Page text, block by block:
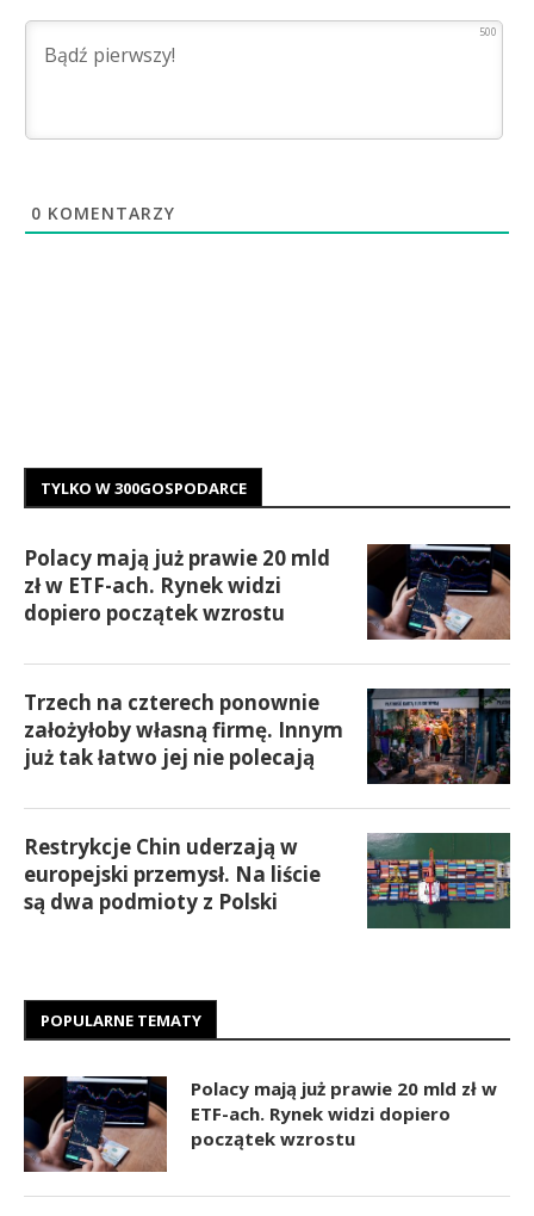
500
0 KOMENTARZY
TYLKO W 300GOSPODARCE
Polacy mają już prawie 20 mld
zł w ETF-ach. Rynek widzi
dopiero początek wzrostu
Trzech na czterech ponownie
założyłoby własną firmę. Innym
już tak łatwo jej nie polecają
Restrykcje Chin uderzają w
europejski przemysł. Na liście
są dwa podmioty z Polski
POPULARNE TEMATY
Polacy mają już prawie 20 mld zł w
ETF-ach. Rynek widzi dopiero
początek wzrostu